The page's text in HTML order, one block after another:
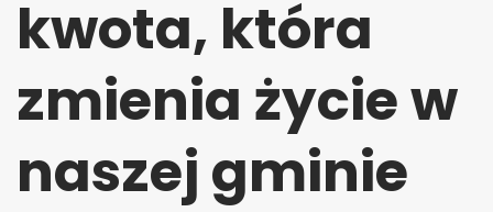
kwota, która
zmienia życie w
naszej gminie